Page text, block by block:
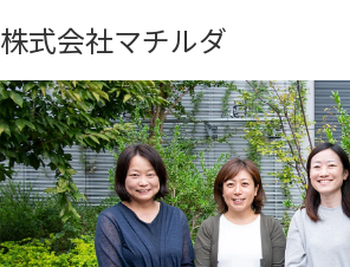
株式会社マチルダ